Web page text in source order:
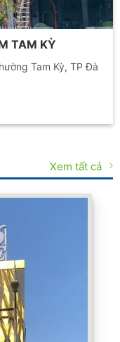
TAM KỲ
Tam Kỳ, TP Đà
Xem tất cả